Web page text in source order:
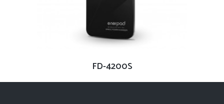
查看內容
FD-4200S